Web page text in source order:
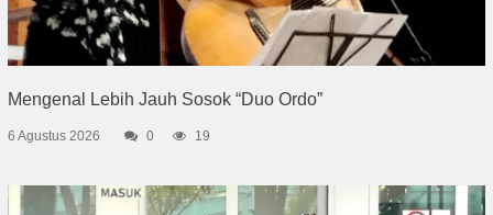
Mengenal Lebih Jauh Sosok “Duo Ordo”
6 Agustus 2026 0 19